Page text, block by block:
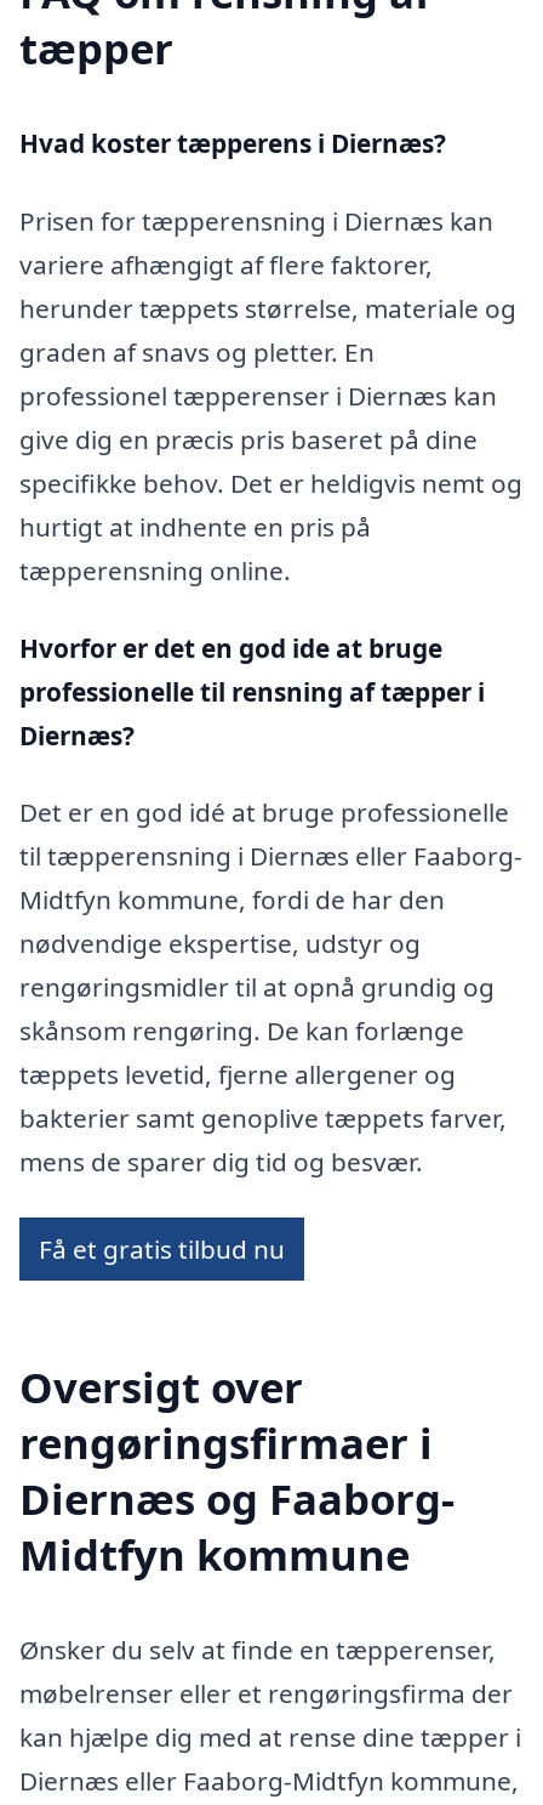
tæpper
Hvad koster tæpperens i Diernæs?
Prisen for tæpperensning i Diernæs kan
variere afhængigt af flere faktorer,
herunder tæppets størrelse, materiale og
graden af snavs og pletter. En
professionel tæpperenser i Diernæs kan
give dig en præcis pris baseret på dine
specifikke behov. Det er heldigvis nemt og
hurtigt at indhente en pris på
tæpperensning online.
Hvorfor er det en god ide at bruge
professionelle til rensning af tæpper i
Diernæs?
Det er en god idé at bruge professionelle
til tæpperensning i Diernæs eller Faaborg-
Midtfyn kommune, fordi de har den
nødvendige ekspertise, udstyr og
rengøringsmidler til at opnå grundig og
skånsom rengøring. De kan forlænge
tæppets levetid, fjerne allergener og
bakterier samt genoplive tæppets farver,
mens de sparer dig tid og besvær.
Få et gratis tilbud nu
Oversigt over
rengøringsfirmaer i
Diernæs og Faaborg-
Midtfyn kommune
Ønsker du selv at finde en tæpperenser,
møbelrenser eller et rengøringsfirma der
kan hjælpe dig med at rense dine tæpper i
Diernæs eller Faaborg-Midtfyn kommune,